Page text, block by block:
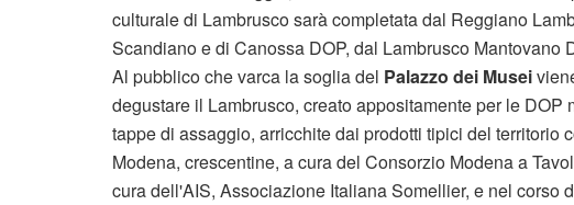
culturale di Lambrusco sarà completata dal Reggiano
Scandiano e di Canossa DOP, dal Lambrusco Mantovano
Al pubblico che varca la soglia del Palazzo dei Musei
degustare il Lambrusco, creato appositamente per le
tappe di assaggio, arricchite dai prodotti tipici del
Modena, crescentine, a cura del Consorzio Modena a
cura dell'AIS, Associazione Italiana Somellier, e nel corso